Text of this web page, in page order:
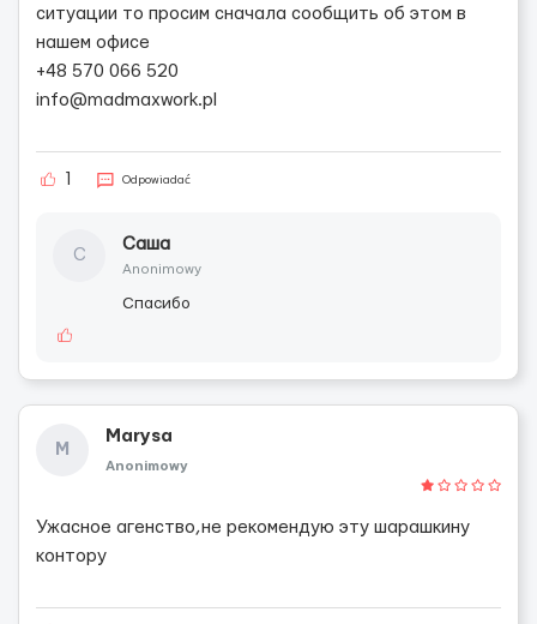
ситуации то просим сначала сообщить об этом в
нашем офисе
+48 570 066 520
info@madmaxwork.pl
Odpowiadać
С
Саша
Anonimowy
Спасибо
M
Marysa
Anonimowy
Ужасное агенство,не рекомендую эту шарашкину
контору